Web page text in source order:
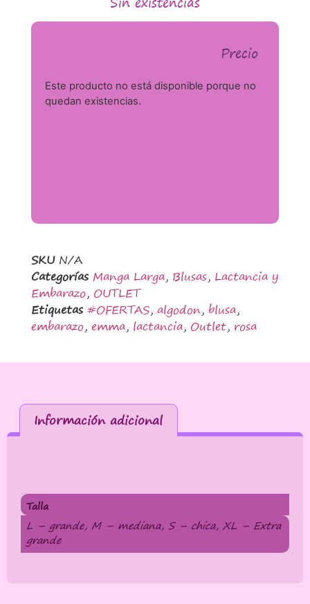
Precio
Este producto no está disponible porque no
quedan existencias.
SKU N/A
Categorías Manga Larga, Blusas, Lactancia y
Embarazo, OUTLET
Etiquetas #OFERTAS, algodon, blusa,
embarazo, emma, lactancia, Outlet, rosa
Información adicional
Talla
L – grande, M – mediana, S – chica, XL – Extra
grande